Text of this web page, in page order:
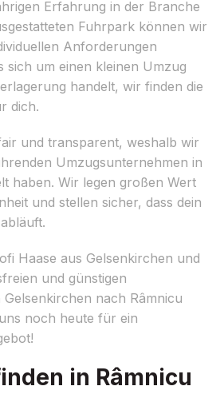
Erfahrung in der Branche
Fuhrpark können wir
Anforderungen
sich um einen kleinen Umzug
handelt, wir finden die
dich.
und transparent, weshalb wir
Umzugsunternehmen in
haben. Wir legen großen Wert
und stellen sicher, dass dein
Haase aus Gelsenkirchen und
und günstigen
nach Râmnicu
noch heute für ein
in Râmnicu